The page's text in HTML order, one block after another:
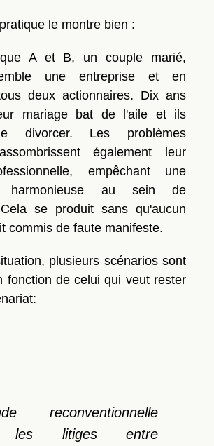
le montre bien :
que A et B, un couple marié,
une entreprise et en
deux actionnaires. Dix ans
mariage bat de l'aile et ils
divorcer. Les problèmes
également leur
empêchant une
harmonieuse au sein de
Cela se produit sans qu'aucun
commis de faute manifeste.
plusieurs scénarios sont
fonction de celui qui veut rester
reconventionnelle
les litiges entre